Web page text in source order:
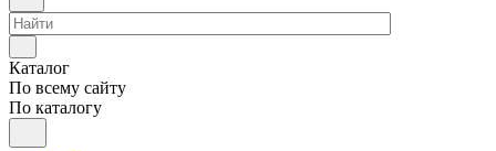
Каталог
По всему сайту
По каталогу